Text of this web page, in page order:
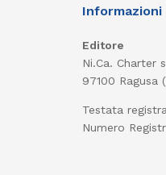
Informazioni
Editore
Ni.Ca. Charter
97100 Ragusa
Testata
Numero